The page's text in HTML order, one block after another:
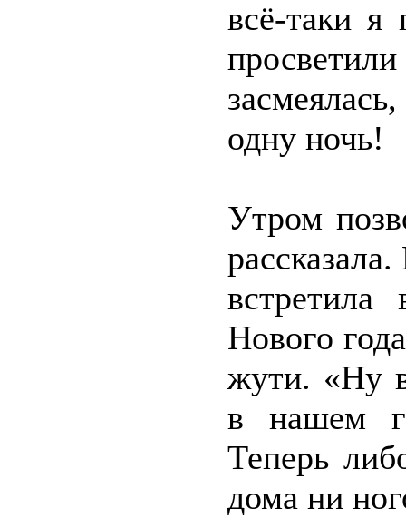
всё-таки я
одну ночь!
Утром
Нового
жути. «Ну
в нашем
Теперь
дома ни